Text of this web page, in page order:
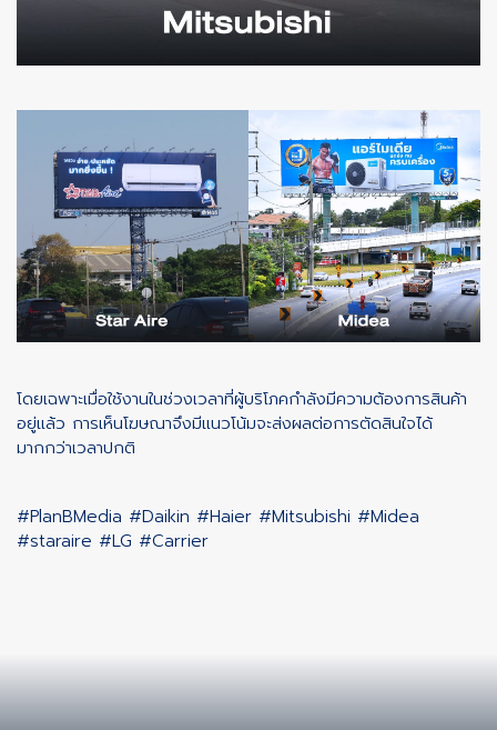
โดยเฉพาะเมื่อใช้งานในช่วงเวลาที่ผู้บริโภคกำลังมีความต้องการสินค้า
อยู่แล้ว การเห็นโฆษณาจึงมีแนวโน้มจะส่งผลต่อการตัดสินใจได้
มากกว่าเวลาปกติ
#PlanBMedia #Daikin #Haier #Mitsubishi #Midea
#staraire #LG #Carrier